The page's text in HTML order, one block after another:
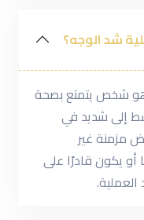
شد الوجه؟
هو شخص يتمتع بصحة
إلى شديد في
مزمنة غير
يكون قادرًا على